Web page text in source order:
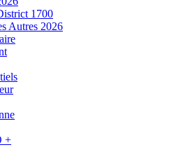
1700
Autres 2026
+